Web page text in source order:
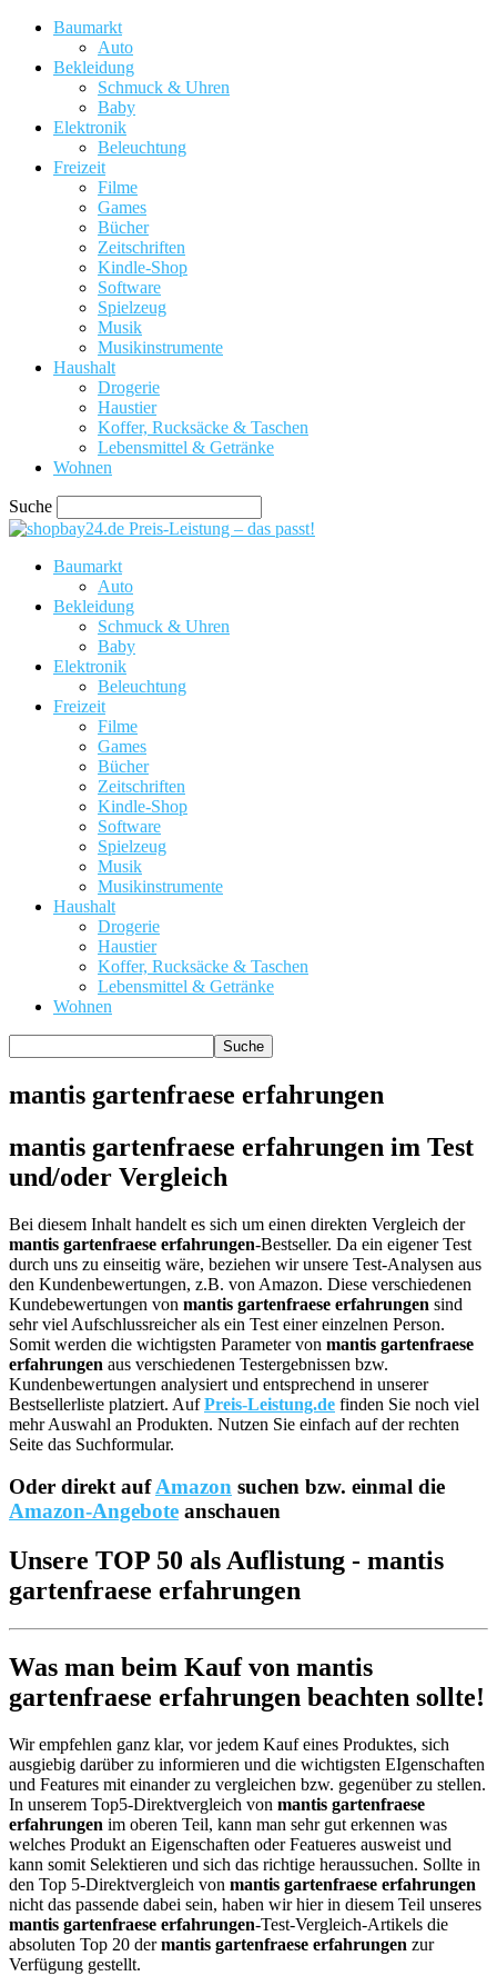
Baumarkt
Auto
Bekleidung
Schmuck & Uhren
Baby
Elektronik
Beleuchtung
Freizeit
Filme
Games
Bücher
Zeitschriften
Kindle-Shop
Software
Spielzeug
Musik
Musikinstrumente
Haushalt
Drogerie
Haustier
Koffer, Rucksäcke & Taschen
Lebensmittel & Getränke
Wohnen
Suche
Preis-Leistung – das passt!
Baumarkt
Auto
Bekleidung
Schmuck & Uhren
Baby
Elektronik
Beleuchtung
Freizeit
Filme
Games
Bücher
Zeitschriften
Kindle-Shop
Software
Spielzeug
Musik
Musikinstrumente
Haushalt
Drogerie
Haustier
Koffer, Rucksäcke & Taschen
Lebensmittel & Getränke
Wohnen
mantis gartenfraese erfahrungen
mantis gartenfraese erfahrungen im Test
und/oder Vergleich
Bei diesem Inhalt handelt es sich um einen direkten Vergleich der
mantis gartenfraese erfahrungen-Bestseller. Da ein eigener Test
durch uns zu einseitig wäre, beziehen wir unsere Test-Analysen aus
den Kundenbewertungen, z.B. von Amazon. Diese verschiedenen
Kundebewertungen von mantis gartenfraese erfahrungen sind
sehr viel Aufschlussreicher als ein Test einer einzelnen Person.
Somit werden die wichtigsten Parameter von mantis gartenfraese
erfahrungen aus verschiedenen Testergebnissen bzw.
Kundenbewertungen analysiert und entsprechend in unserer
Bestsellerliste platziert. AufPreis-Leistung.de finden Sie noch viel
mehr Auswahl an Produkten. Nutzen Sie einfach auf der rechten
Seite das Suchformular.
Oder direkt aufAmazon suchen bzw. einmal die
Amazon-Angebote anschauen
Unsere TOP 50 als Auflistung - mantis
gartenfraese erfahrungen
Was man beim Kauf von mantis
gartenfraese erfahrungen beachten sollte!
Wir empfehlen ganz klar, vor jedem Kauf eines Produktes, sich
ausgiebig darüber zu informieren und die wichtigsten EIgenschaften
und Features mit einander zu vergleichen bzw. gegenüber zu stellen.
In unserem Top5-Direktvergleich von mantis gartenfraese
erfahrungen im oberen Teil, kann man sehr gut erkennen was
welches Produkt an Eigenschaften oder Featueres ausweist und
kann somit Selektieren und sich das richtige heraussuchen. Sollte in
den Top 5-Direktvergleich von mantis gartenfraese erfahrungen
nicht das passende dabei sein, haben wir hier in diesem Teil unseres
mantis gartenfraese erfahrungen-Test-Vergleich-Artikels die
absoluten Top 20 dermantis gartenfraese erfahrungen zur
Verfügung gestellt.